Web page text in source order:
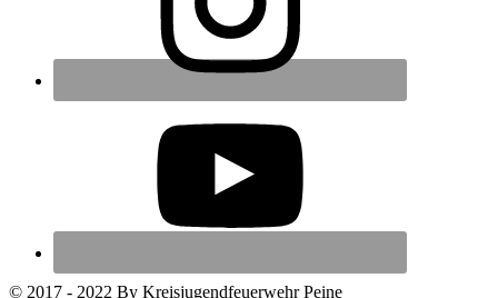
© 2017 - 2022 By Kreisjugendfeuerwehr Peine